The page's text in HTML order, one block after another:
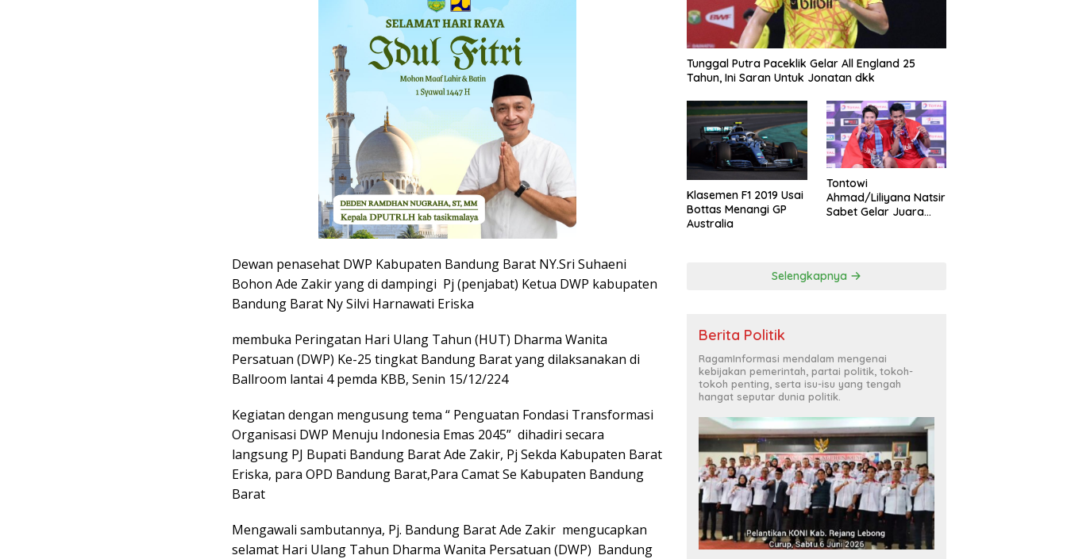
Dewan penasehat DWP Kabupaten Bandung Barat NY.Sri Suhaeni
Bohon Ade Zakir yang di dampingi Pj (penjabat) Ketua DWP kabupaten
Bandung Barat Ny Silvi Harnawati Eriska
membuka Peringatan Hari Ulang Tahun (HUT) Dharma Wanita
Persatuan (DWP) Ke-25 tingkat Bandung Barat yang dilaksanakan di
Ballroom lantai 4 pemda KBB, Senin 15/12/224
Kegiatan dengan mengusung tema “ Penguatan Fondasi Transformasi
Organisasi DWP Menuju Indonesia Emas 2045” dihadiri secara
langsung PJ Bupati Bandung Barat Ade Zakir, Pj Sekda Kabupaten Barat
Eriska, para OPD Bandung Barat,Para Camat Se Kabupaten Bandung
Barat
Mengawali sambutannya, Pj. Bandung Barat Ade Zakir mengucapkan
selamat Hari Ulang Tahun Dharma Wanita Persatuan (DWP) Bandung
Tunggal Putra Paceklik Gelar All England 25
Tahun, Ini Saran Untuk Jonatan dkk
Klasemen F1 2019 Usai
Bottas Menangi GP
Australia
Tontowi
Ahmad/Liliyana Natsir
Sabet Gelar Juara
Selengkapnya
Berita Politik
RagamInformasi mendalam mengenai
kebijakan pemerintah, partai politik, tokoh-
tokoh penting, serta isu-isu yang tengah
hangat seputar dunia politik.